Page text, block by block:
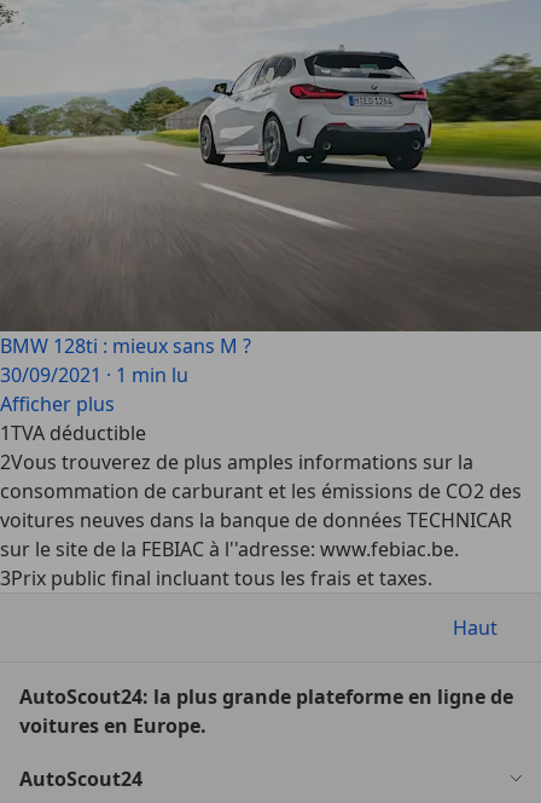
BMW 128ti : mieux sans M ?
30/09/2021 · 1 min lu
Afficher plus
1TVA déductible
2Vous trouverez de plus amples informations sur la
consommation de carburant et les émissions de CO2 des
voitures neuves dans la banque de données TECHNICAR
sur le site de la FEBIAC à l''adresse: www.febiac.be.
3Prix public final incluant tous les frais et taxes.
Haut
AutoScout24: la plus grande plateforme en ligne de
voitures en Europe.
AutoScout24